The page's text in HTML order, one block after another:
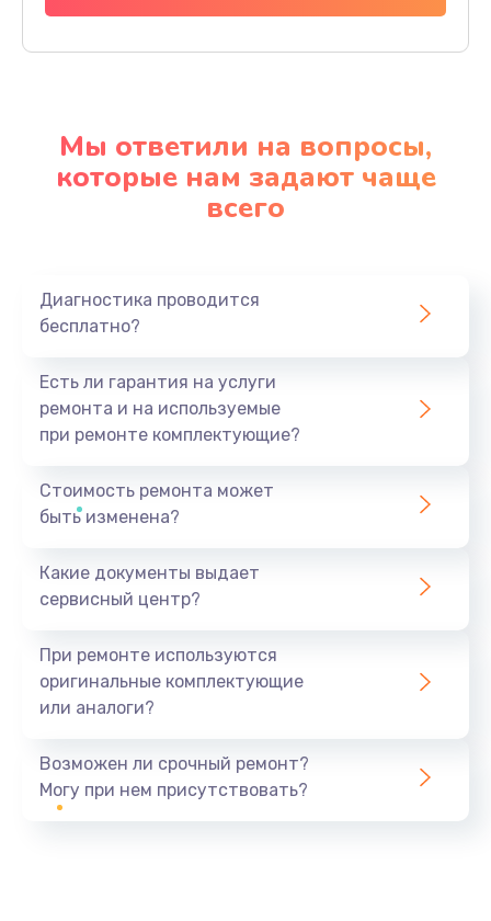
Мы ответили на вопросы,
которые нам задают чаще
всего
Диагностика проводится
бесплатно?
Есть ли гарантия на услуги
ремонта и на используемые
при ремонте комплектующие?
Стоимость ремонта может
быть изменена?
Какие документы выдает
сервисный центр?
При ремонте используются
оригинальные комплектующие
или аналоги?
Возможен ли срочный ремонт?
Могу при нем присутствовать?